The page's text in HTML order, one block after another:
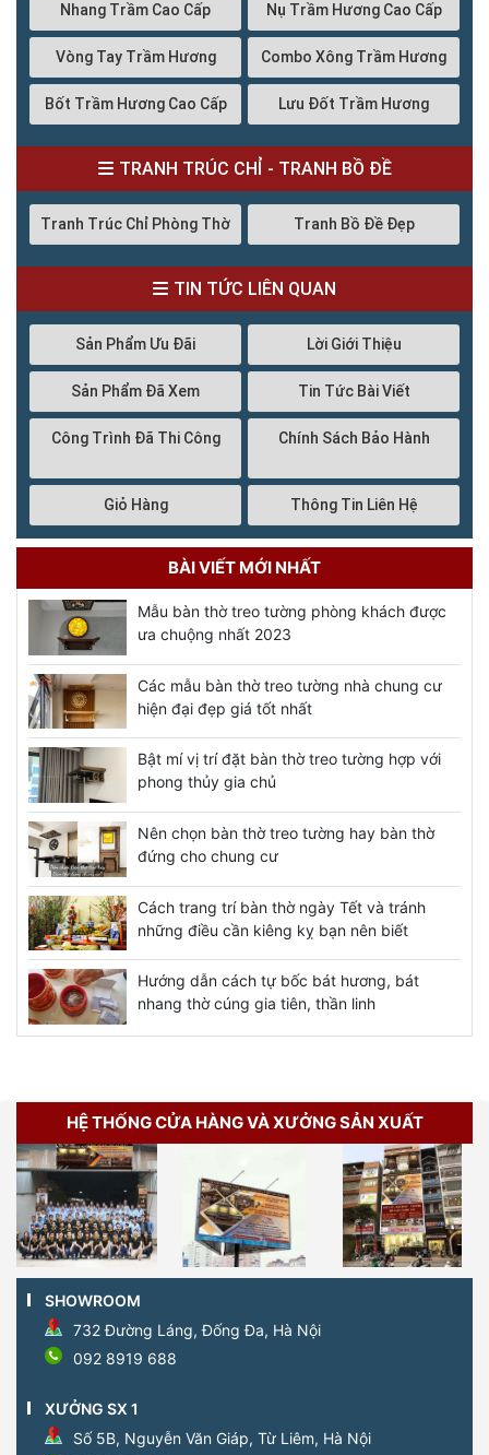
Nhang Trầm Cao Cấp Nụ Trầm Hương Cao Cấp
Vòng Tay Trầm Hương Combo Xông Trầm Hương
Bốt Trầm Hương Cao Cấp Lưu Đốt Trầm Hương
TRANH TRÚC CHỈ - TRANH BỒ ĐỀ
Tranh Trúc Chỉ Phòng Thờ Tranh Bồ Đề Đẹp
TIN TỨC LIÊN QUAN
Sản Phẩm Ưu Đãi Lời Giới Thiệu
Sản Phẩm Đã Xem Tin Tức Bài Viết
Công Trình Đã Thi Công Chính Sách Bảo Hành
Giỏ Hàng Thông Tin Liên Hệ
BÀI VIẾT MỚI NHẤT
Mẫu bàn thờ treo tường phòng khách được
ưa chuộng nhất 2023
Các mẫu bàn thờ treo tường nhà chung cư
hiện đại đẹp giá tốt nhất
Bật mí vị trí đặt bàn thờ treo tường hợp với
phong thủy gia chủ
Nên chọn bàn thờ treo tường hay bàn thờ
đứng cho chung cư
Cách trang trí bàn thờ ngày Tết và tránh
những điều cần kiêng kỵ bạn nên biết
Hướng dẫn cách tự bốc bát hương, bát
nhang thờ cúng gia tiên, thần linh
HỆ THỐNG CỬA HÀNG VÀ XƯỞNG SẢN XUẤT
SHOWROOM
732 Đường Láng, Đống Đa, Hà Nội
092 8919 688
XƯỞNG SX 1
Số 5B, Nguyễn Văn Giáp, Từ Liêm, Hà Nội